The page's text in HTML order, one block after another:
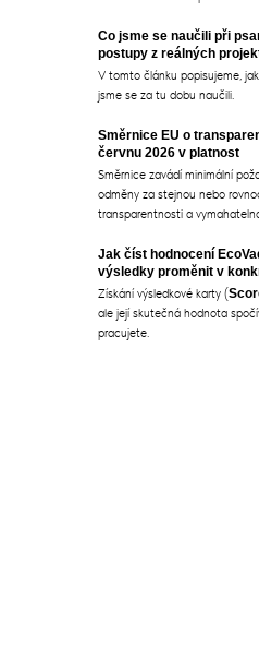
Co jsme se naučili při
postupy z reálných
V tomto článku popisujeme,
jsme se za tu dobu naučili.
Směrnice EU o
červnu 2026 v platnost
Směrnice zavádí minimální
odměny za stejnou nebo
transparentnosti a
Jak číst hodnocení
výsledky proměnit v
Získání výsledkové karty (
ale její skutečná hodnota
pracujete.